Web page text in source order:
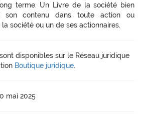
terme. Un Livre de la société bien
contenu dans toute action ou
société ou un de ses actionnaires.
sont disponibles sur le Réseau juridique
Boutique juridique.
mai 2025